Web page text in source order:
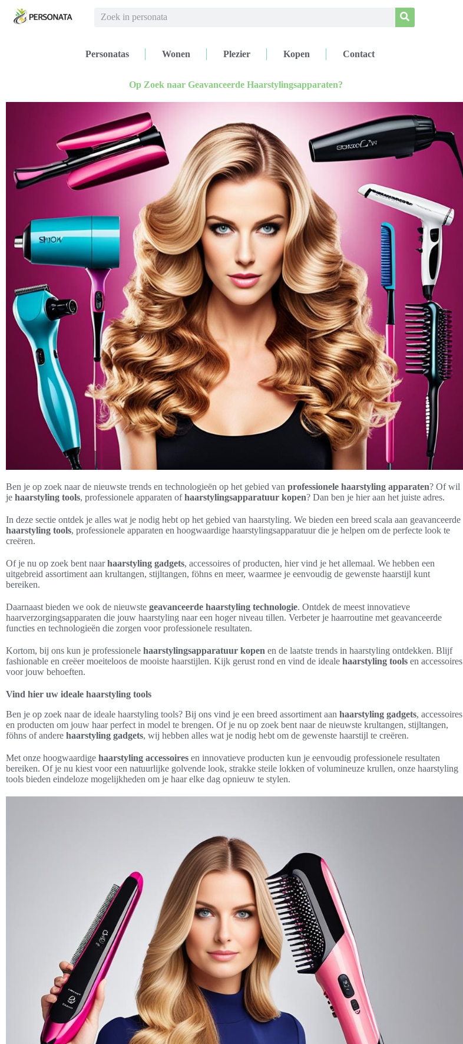
Personatas Wonen Plezier Kopen Contact
Op Zoek naar Geavanceerde Haarstylingsapparaten?
Ben je op zoek naar de nieuwste trends en technologieën op het gebied van professionele haarstyling apparaten? Of wil
je haarstyling tools, professionele apparaten ofhaarstylingsapparatuur kopen? Dan ben je hier aan het juiste adres.
In deze sectie ontdek je alles wat je nodig hebt op het gebied van haarstyling. We bieden een breed scala aan geavanceerde
haarstyling tools, professionele apparaten en hoogwaardige haarstylingsapparatuur die je helpen om de perfecte look te
creëren.
Of je nu op zoek bent naarhaarstyling gadgets, accessoires of producten, hier vind je het allemaal. We hebben een
uitgebreid assortiment aan krultangen, stijltangen, föhns en meer, waarmee je eenvoudig de gewenste haarstijl kunt
bereiken.
Daarnaast bieden we ook de nieuwste geavanceerde haarstyling technologie. Ontdek de meest innovatieve
haarverzorgingsapparaten die jouw haarstyling naar een hoger niveau tillen. Verbeter je haarroutine met geavanceerde
functies en technologieën die zorgen voor professionele resultaten.
Kortom, bij ons kun je professionele haarstylingsapparatuur kopen en de laatste trends in haarstyling ontdekken. Blijf
fashionable en creëer moeiteloos de mooiste haarstijlen. Kijk gerust rond en vind de ideale haarstyling tools en accessoires
voor jouw behoeften.
Vind hier uw ideale haarstyling tools
Ben je op zoek naar de ideale haarstyling tools? Bij ons vind je een breed assortiment aan haarstyling gadgets, accessoires
en producten om jouw haar perfect in model te brengen. Of je nu op zoek bent naar de nieuwste krultangen, stijltangen,
föhns of andere haarstyling gadgets, wij hebben alles wat je nodig hebt om de gewenste haarstijl te creëren.
Met onze hoogwaardige haarstyling accessoires en innovatieve producten kun je eenvoudig professionele resultaten
bereiken. Of je nu kiest voor een natuurlijke golvende look, strakke steile lokken of volumineuze krullen, onze haarstyling
tools bieden eindeloze mogelijkheden om je haar elke dag opnieuw te stylen.